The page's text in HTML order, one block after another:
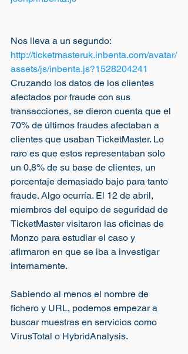
Nos lleva a un segundo:
http://ticketmasteruk.inbenta.com/avatar/
assets/js/inbenta.js?1528204241
Cruzando los datos de los clientes
afectados por fraude con sus
transacciones, se dieron cuenta que el
70% de últimos fraudes afectaban a
clientes que usaban TicketMaster. Lo
raro es que estos representaban solo
un 0,8% de su base de clientes, un
porcentaje demasiado bajo para tanto
fraude. Algo ocurría. El 12 de abril,
miembros del equipo de seguridad de
TicketMaster visitaron las oficinas de
Monzo para estudiar el caso y
afirmaron en que se iba a investigar
internamente.
Sabiendo al menos el nombre de
fichero y URL, podemos empezar a
buscar muestras en servicios como
VirusTotal o HybridAnalysis.